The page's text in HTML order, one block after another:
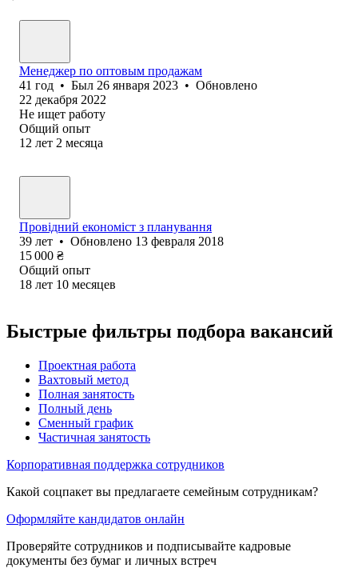
Менеджер по оптовым продажам
41 год • Был 26 января 2023 • Обновлено
22 декабря 2022
Не ищет работу
Общий опыт
12 лет 2 месяца
Провідний економіст з планування
39 лет • Обновлено 13 февраля 2018
15 000 ₴
Общий опыт
18 лет 10 месяцев
Быстрые фильтры подбора вакансий
Проектная работа
Вахтовый метод
Полная занятость
Полный день
Сменный график
Частичная занятость
Корпоративная поддержка сотрудников
Какой соцпакет вы предлагаете семейным сотрудникам?
Оформляйте кандидатов онлайн
Проверяйте сотрудников и подписывайте кадровые
документы без бумаг и личных встреч